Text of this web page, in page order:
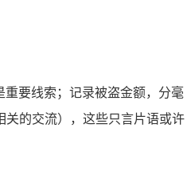
要线索；记录被盗金额，分毫
关的交流），这些只言片语或许